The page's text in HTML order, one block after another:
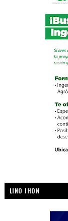
LINO JHON